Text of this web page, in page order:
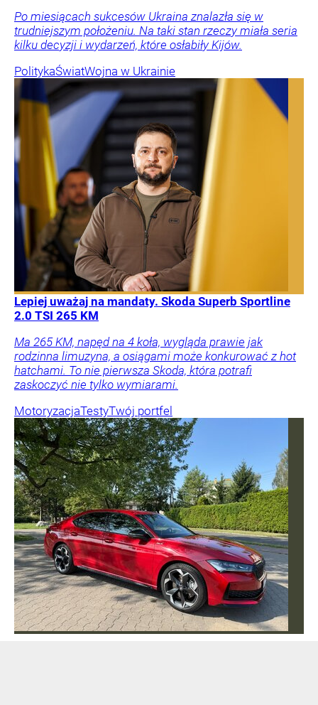
Po miesiącach sukcesów Ukraina znalazła się w
trudniejszym położeniu. Na taki stan rzeczy miała seria
kilku decyzji i wydarzeń, które osłabiły Kijów.
PolitykaŚwiatWojna w Ukrainie
Lepiej uważaj na mandaty. Skoda Superb Sportline
2.0 TSI 265 KM
Ma 265 KM, napęd na 4 koła, wygląda prawie jak
rodzinna limuzyna, a osiągami może konkurować z hot
hatchami. To nie pierwsza Skoda, która potrafi
zaskoczyć nie tylko wymiarami.
MotoryzacjaTestyTwój portfel